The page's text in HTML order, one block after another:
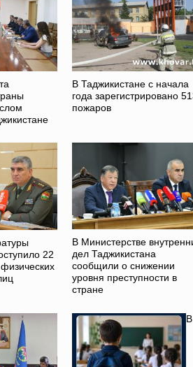
В Таджикистане с начала
года зарегистрировано
пожаров
22
В Министерстве
дел Таджикистана
сообщили о снижении
уровня преступности в
стране
В